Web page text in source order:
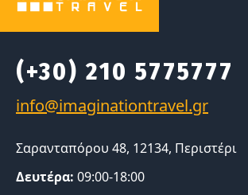
(+30) 210 5775777
Σαρανταπόρου 48, 12134, Περιστέρι
Δευτέρα: 09:00-18:00